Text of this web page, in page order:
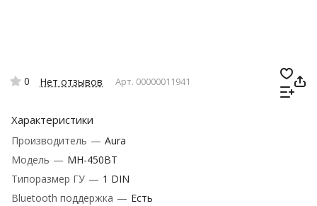
0 Нет отзывов Арт. 00000011941
Характеристики
Производитель — Aura
Модель — MH-450BT
Типоразмер ГУ — 1 DIN
Bluetooth поддержка — Есть